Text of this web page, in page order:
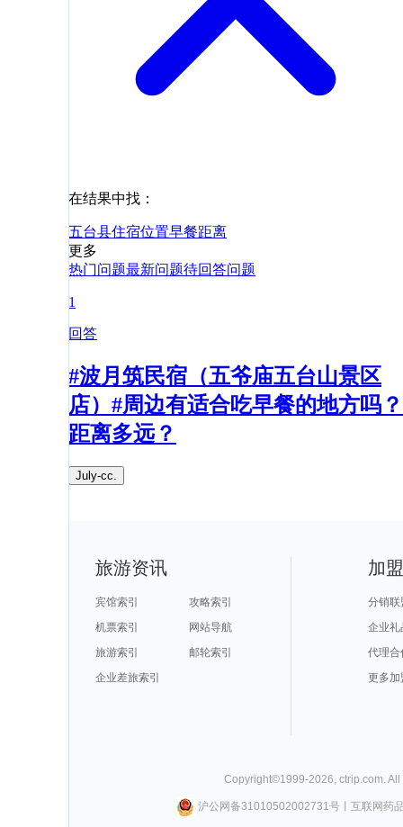
在结果中找：
五台县住宿位置早餐距离
更多
热门问题最新问题待回答问题
1
回答
#波月筑民宿（五爷庙五台山景区
店）#周边有适合吃早餐的地方吗？
距离多远？​
July-cc.
旅游资讯
宾馆索引
攻略索引
机票索引
网站导航
旅游索引
邮轮索引
企业差旅索引
加
分销联
企业礼
代理合
更多加
Copyright©1999-2026 ctrip.com .
沪公网备31010502002731号丨 互联网药